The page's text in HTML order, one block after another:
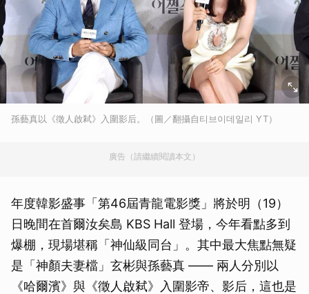
孫藝真以《徵人啟弒》入圍影后。（圖／翻攝自티브이데일리 YT）
廣告（請繼續閱讀本文）
年度韓影盛事「第46屆青龍電影獎」將於明（19）
日晚間在首爾汝矣島 KBS Hall 登場，今年看點多到
爆棚，現場堪稱「神仙級同台」。其中最大焦點無疑
是「神顏夫妻檔」玄彬與孫藝真 —— 兩人分別以
《哈爾濱》與《徵人啟弒》入圍影帝、影后，這也是